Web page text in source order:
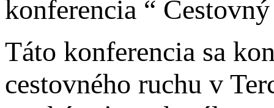
konferencia “
Táto konferencia sa
cestovného ruchu v